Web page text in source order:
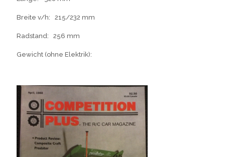
Breite v/h: 215/232 mm
Radstand: 256 mm
Gewicht (ohne Elektrik):